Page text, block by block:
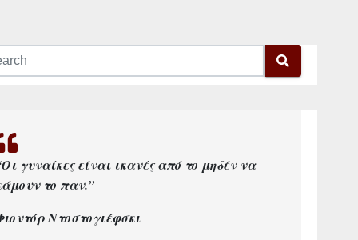
γυναίκες είναι ικανές από το μηδέν να
το παν.”
Ντοστογιέφσκι